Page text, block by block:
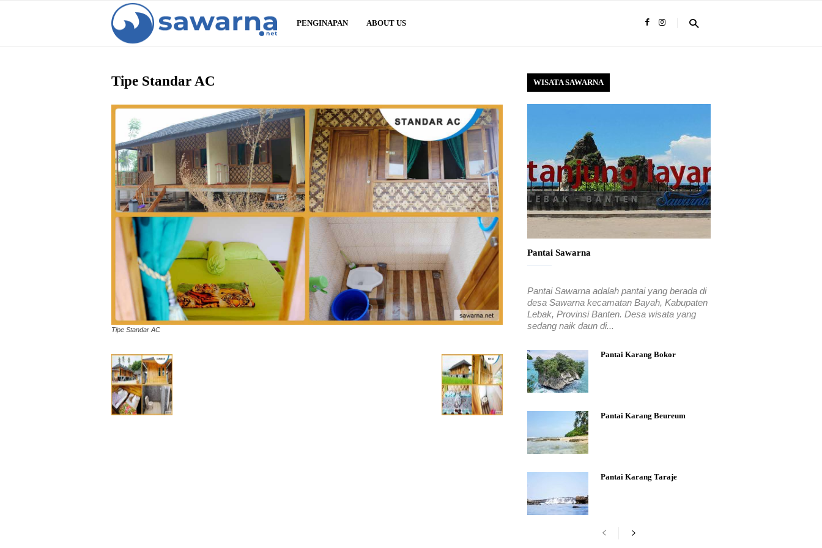
Sawarna.net
PENGINAPAN ABOUT US
Tipe Standar AC
Tipe Standar AC
WISATA SAWARNA
Pantai Sawarna
Pantai Sawarna adalah pantai yang berada di
desa Sawarna kecamatan Bayah, Kabupaten
Lebak, Provinsi Banten. Desa wisata yang
sedang naik daun di...
Pantai Karang Bokor
Pantai Karang Beureum
Pantai Karang Taraje